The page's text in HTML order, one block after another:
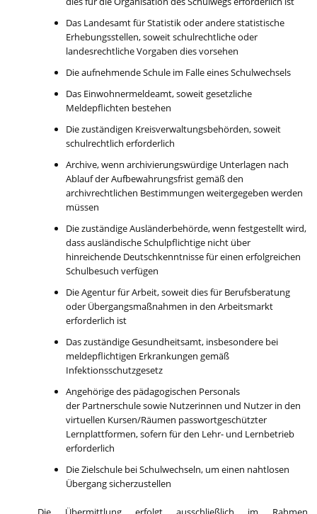
Das Landesamt für Statistik oder andere statistische
Erhebungsstellen, soweit schulrechtliche oder
landesrechtliche Vorgaben dies vorsehen
Die aufnehmende Schule im Falle eines Schulwechsels
Das Einwohnermeldeamt, soweit gesetzliche
Meldepflichten bestehen
Die zuständigen Kreisverwaltungsbehörden, soweit
schulrechtlich erforderlich
Archive, wenn archivierungswürdige Unterlagen nach
Ablauf der Aufbewahrungsfrist gemäß den
archivrechtlichen Bestimmungen weitergegeben werden
müssen
Die zuständige Ausländerbehörde, wenn festgestellt wird,
dass ausländische Schulpflichtige nicht über
hinreichende Deutschkenntnisse für einen erfolgreichen
Schulbesuch verfügen
Die Agentur für Arbeit, soweit dies für Berufsberatung
oder Übergangsmaßnahmen in den Arbeitsmarkt
erforderlich ist
Das zuständige Gesundheitsamt, insbesondere bei
meldepflichtigen Erkrankungen gemäß
Infektionsschutzgesetz
Angehörige des pädagogischen Personals
der Partnerschule sowie Nutzerinnen und Nutzer in den
virtuellen Kursen/Räumen passwortgeschützter
Lernplattformen, sofern für den Lehr- und Lernbetrieb
erforderlich
Die Zielschule bei Schulwechseln, um einen nahtlosen
Übergang sicherzustellen